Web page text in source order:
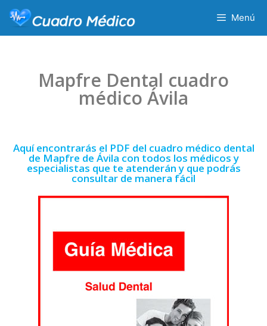
Menú
Mapfre Dental cuadro
médico Ávila
Aquí encontrarás el PDF del cuadro médico dental
de Mapfre de Ávila con todos los médicos y
especialistas que te atenderán y que podrás
consultar de manera fácil